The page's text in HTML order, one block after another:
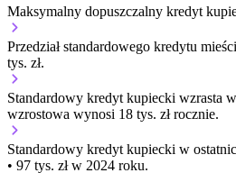
Maksymalny dopuszczalny kredyt
Przedział standardowego kredytu
tys. zł.
Standardowy kredyt kupiecki wzrasta
wzrostowa wynosi 18 tys. zł rocznie.
Standardowy kredyt kupiecki w
• 97 tys. zł w 2024 roku.